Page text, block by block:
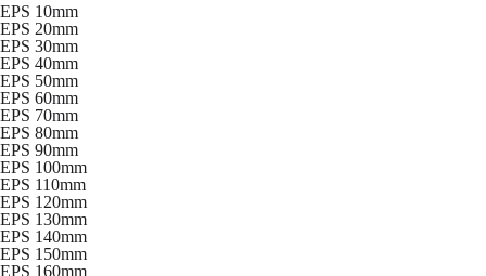
EPS 10mm
EPS 20mm
EPS 30mm
EPS 40mm
EPS 50mm
EPS 60mm
EPS 70mm
EPS 80mm
EPS 90mm
EPS 100mm
EPS 110mm
EPS 120mm
EPS 130mm
EPS 140mm
EPS 150mm
EPS 160mm